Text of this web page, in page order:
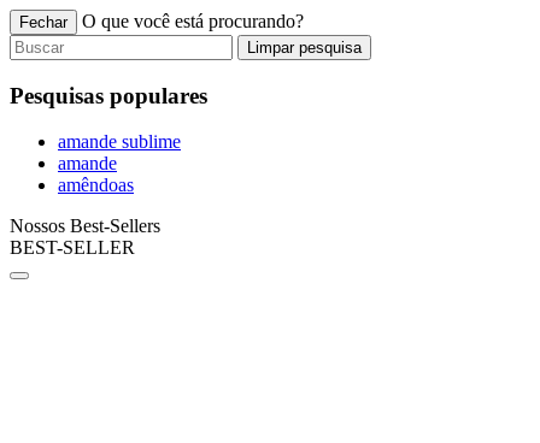
Fechar O que você está procurando?
Limpar pesquisa
Pesquisas populares
amande sublime
amande
amêndoas
Nossos Best-Sellers
BEST-SELLER